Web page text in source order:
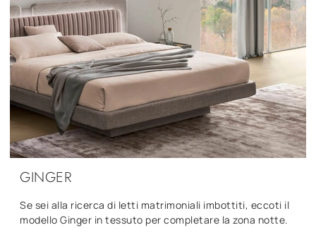
GINGER
Se sei alla ricerca di letti matrimoniali imbottiti, eccoti il
modello Ginger in tessuto per completare la zona notte.